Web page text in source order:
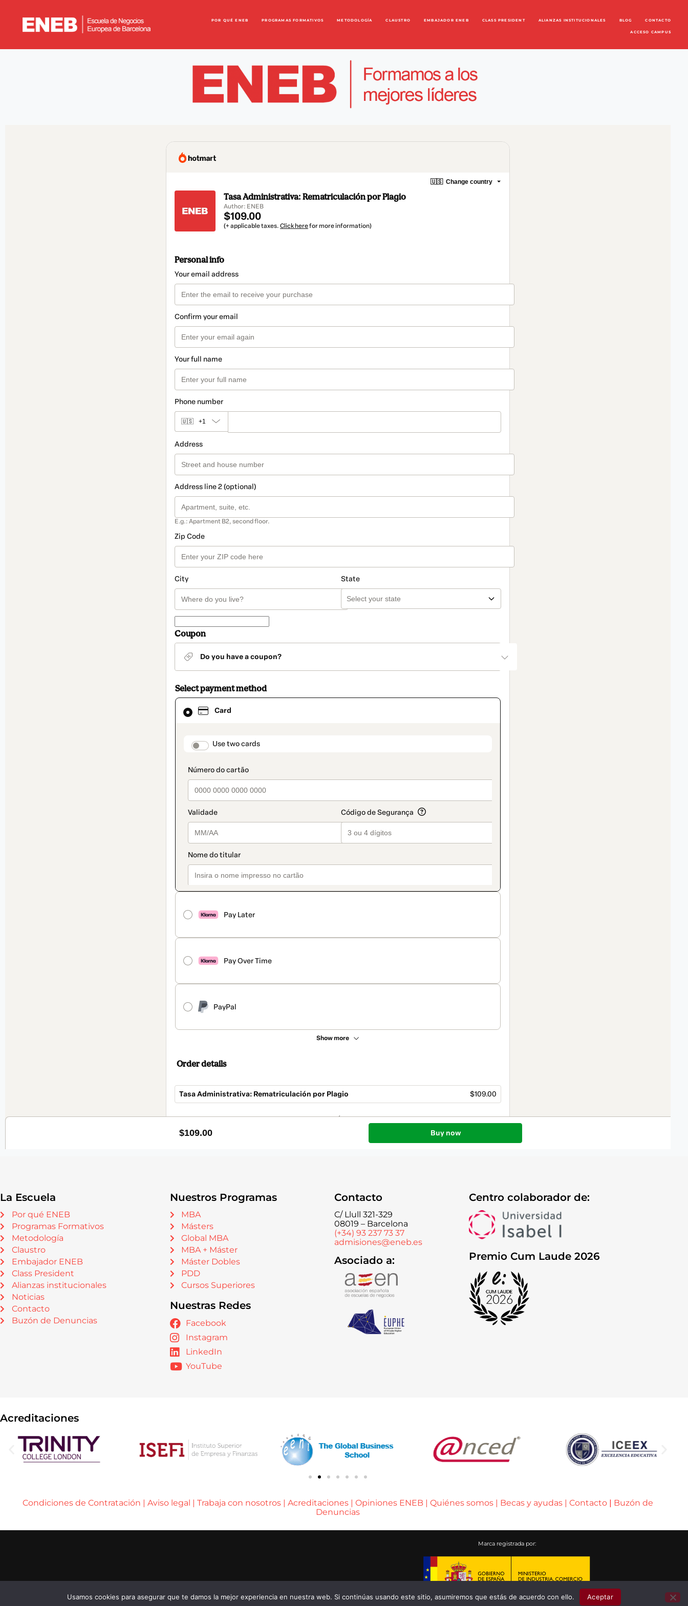
POR QUÉ ENEB PROGRAMAS FORMATIVOS METODOLOGÍA CLAUSTRO EMBAJADOR ENEB CLASS PRESIDENT ALIANZAS INSTITUCIONALES BLOG CONTACTO
ACCESO CAMPUS
La Escuela
Por qué ENEB
Programas Formativos
Metodología
Claustro
Embajador ENEB
Class President
Alianzas institucionales
Noticias
Contacto
Buzón de Denuncias
Nuestros Programas
MBA
Másters
Global MBA
MBA + Máster
Máster Dobles
PDD
Cursos Superiores
Nuestras Redes
Facebook
Instagram
LinkedIn
YouTube
Contacto
C/ Llull 321-329
08019 – Barcelona
(+34) 93 237 73 37
admisiones@eneb.es
Asociado a:
Centro colaborador de:
Premio Cum Laude 2026
Acreditaciones
Condiciones de Contratación | Aviso legal | Trabaja con nosotros | Acreditaciones | Opiniones ENEB | Quiénes somos | Becas y ayudas | Contacto | Buzón de
Denuncias
Marca registrada por:
Usamos cookies para asegurar que te damos la mejor experiencia en nuestra web. Si continúas usando este sitio, asumiremos que estás de acuerdo con ello. Aceptar